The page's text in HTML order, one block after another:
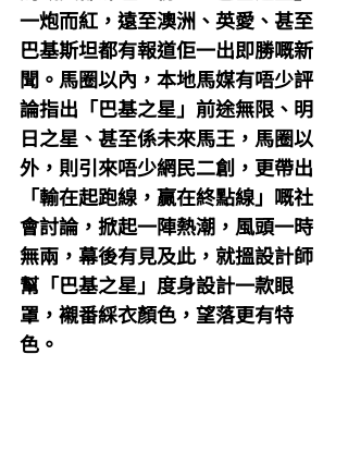
一炮而紅，遠至澳洲、英愛、甚至
巴基斯坦都有報道佢一出即勝嘅新
聞。馬圈以內，本地馬媒有唔少評
論指出「巴基之星」前途無限、明
日之星、甚至係未來馬王，馬圈以
外，則引來唔少網民二創，更帶出
「輸在起跑線，贏在終點線」嘅社
會討論，掀起一陣熱潮，風頭一時
無兩，幕後有見及此，就搵設計師
幫「巴基之星」度身設計一款眼
罩，襯番綵衣顏色，望落更有特
色。